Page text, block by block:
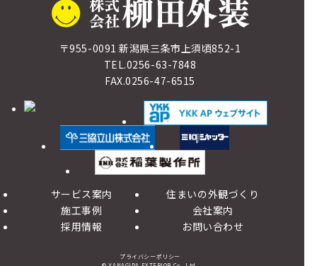
〒955-0091 新潟県三条市上須頃852-1
TEL.0256-63-7848
FAX.0256-47-6515
サービス案内
住まいの外観づくり
施工事例
会社案内
採用情報
お問い合わせ
プライバシーポリシー